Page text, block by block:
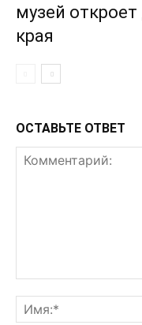
музей
края
ОСТАВЬТЕ ОТВЕТ